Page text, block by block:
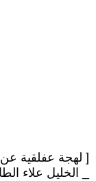
[ لهجة عفلقية عن
_ الخليل علاء